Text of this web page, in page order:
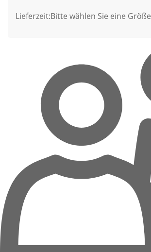
Lieferzeit:Bitte wählen Sie eine Größe